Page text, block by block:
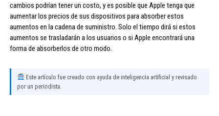
cambios podrían tener un costo, y es posible que Apple tenga que
aumentar los precios de sus dispositivos para absorber estos
aumentos en la cadena de suministro. Solo el tiempo dirá si estos
aumentos se trasladarán a los usuarios o si Apple encontrará una
forma de absorberlos de otro modo.
Este artículo fue creado con ayuda de inteligencia artificial y revisado
por un periodista.